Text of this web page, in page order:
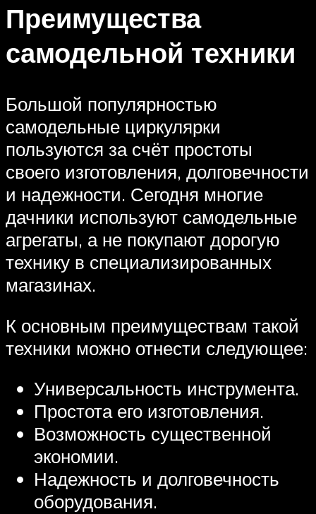
Преимущества
самодельной техники
Большой популярностью
самодельные циркулярки
пользуются за счёт простоты
своего изготовления, долговечности
и надежности. Сегодня многие
дачники используют самодельные
агрегаты, а не покупают дорогую
технику в специализированных
магазинах.
К основным преимуществам такой
техники можно отнести следующее:
Универсальность инструмента.
Простота его изготовления.
Возможность существенной
экономии.
Надежность и долговечность
оборудования.